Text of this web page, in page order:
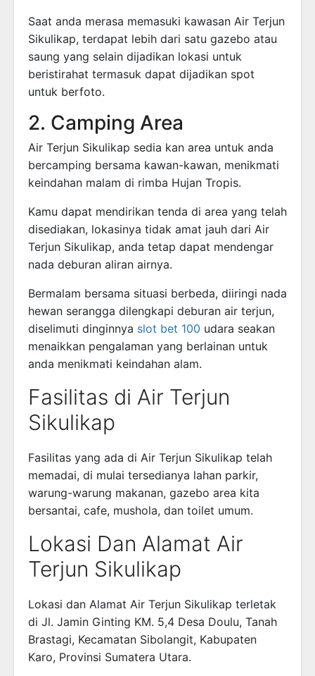
Saat anda merasa memasuki kawasan Air Terjun
Sikulikap, terdapat lebih dari satu gazebo atau
saung yang selain dijadikan lokasi untuk
beristirahat termasuk dapat dijadikan spot
untuk berfoto.
2. Camping Area
Air Terjun Sikulikap sedia kan area untuk anda
bercamping bersama kawan-kawan, menikmati
keindahan malam di rimba Hujan Tropis.
Kamu dapat mendirikan tenda di area yang telah
disediakan, lokasinya tidak amat jauh dari Air
Terjun Sikulikap, anda tetap dapat mendengar
nada deburan aliran airnya.
Bermalam bersama situasi berbeda, diiringi nada
hewan serangga dilengkapi deburan air terjun,
diselimuti dinginnya slot bet 100 udara seakan
menaikkan pengalaman yang berlainan untuk
anda menikmati keindahan alam.
Fasilitas di Air Terjun
Sikulikap
Fasilitas yang ada di Air Terjun Sikulikap telah
memadai, di mulai tersedianya lahan parkir,
warung-warung makanan, gazebo area kita
bersantai, cafe, mushola, dan toilet umum.
Lokasi Dan Alamat Air
Terjun Sikulikap
Lokasi dan Alamat Air Terjun Sikulikap terletak
di Jl. Jamin Ginting KM. 5,4 Desa Doulu, Tanah
Brastagi, Kecamatan Sibolangit, Kabupaten
Karo, Provinsi Sumatera Utara.